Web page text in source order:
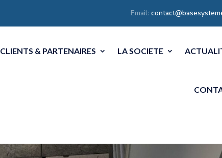
Email:
CLIENTS & PARTENAIRES LA SOCIETE